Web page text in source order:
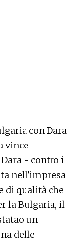
con Dara
vince
- contro i
nell'impresa
di qualità che
la Bulgaria, il
un
delle